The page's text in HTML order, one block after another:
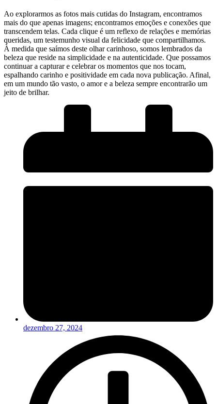
Ao ‌explorarmos as fotos mais cutidas ‍do Instagram,⁤ encontramos‌
mais do que​ apenas imagens; encontramos emoções ​e ⁣conexões que
transcendem telas. Cada clique é um reflexo⁤ de relações e ⁢memórias
queridas, um testemunho visual da felicidade ‌que compartilhamos.
À ‌medida⁤ que⁣ saímos ⁣deste olhar ⁣carinhoso, somos lembrados da
beleza que reside​ na simplicidade e na autenticidade. Que possamos
continuar a capturar e celebrar os momentos que nos tocam,
espalhando carinho⁢ e⁣ positividade em ⁣cada nova ⁢publicação. Afinal,
em‌ um ​mundo tão ⁣vasto, o amor e a beleza sempre encontrarão um
jeito de brilhar.
dezembro 27, 2024